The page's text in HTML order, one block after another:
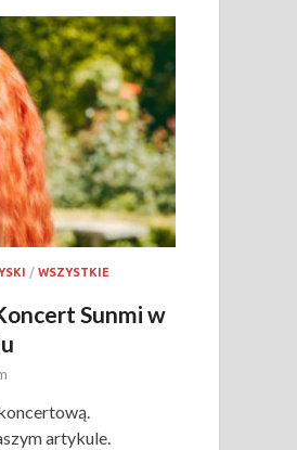
/WSZYSTKIE
Sunmi w
artykule.